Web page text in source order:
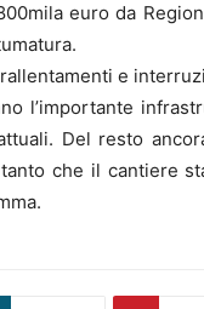
euro da
e
l’importante
Del resto
che il cantiere